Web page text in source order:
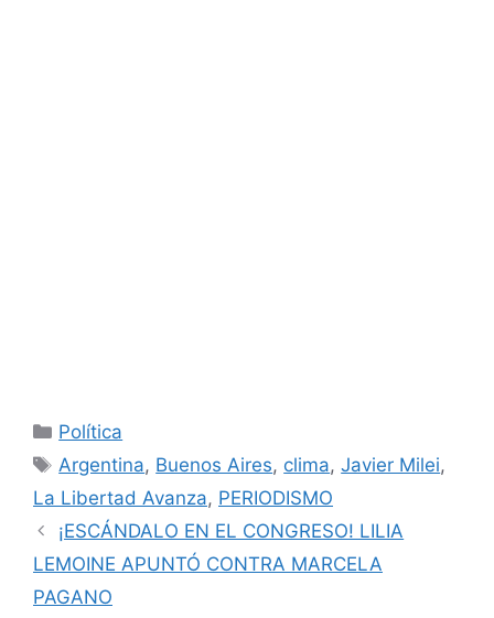
Categorías
Política
Etiquetas
Argentina, Buenos Aires, clima,Javier Milei,
La Libertad Avanza, PERIODISMO
¡ESCÁNDALO EN EL CONGRESO! LILIA
LEMOINE APUNTÓ CONTRA MARCELA
PAGANO